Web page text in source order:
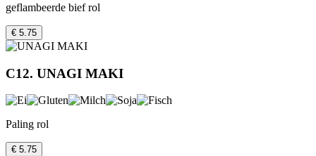
geflambeerde bief rol
€ 5.75
C12. UNAGI MAKI
Paling rol
€ 5.75